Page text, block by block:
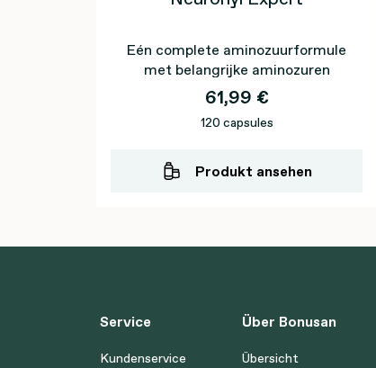
Eén complete aminozuurformule
met belangrijke aminozuren
61,99 €
120 capsules
Produkt ansehen
Service
Kundenservice
Über Bonusan
Übersicht